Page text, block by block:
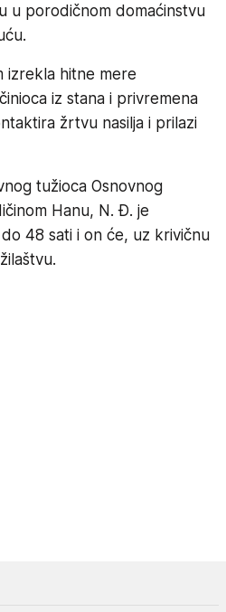
u porodičnom domaćinstvu
izrekla hitne mere
iz stana i privremena
žrtvu nasilja i prilazi
tužioca Osnovnog
Hanu, N. Đ. je
48 sati i on će, uz krivičnu